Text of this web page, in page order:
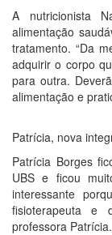
A nutricionista
alimentação
tratamento. “Da
adquirir o corpo
para outra.
alimentação e
Patrícia, nova
Patrícia Borges
UBS e ficou
interessante
fisioterapeuta e
professora Patrícia.